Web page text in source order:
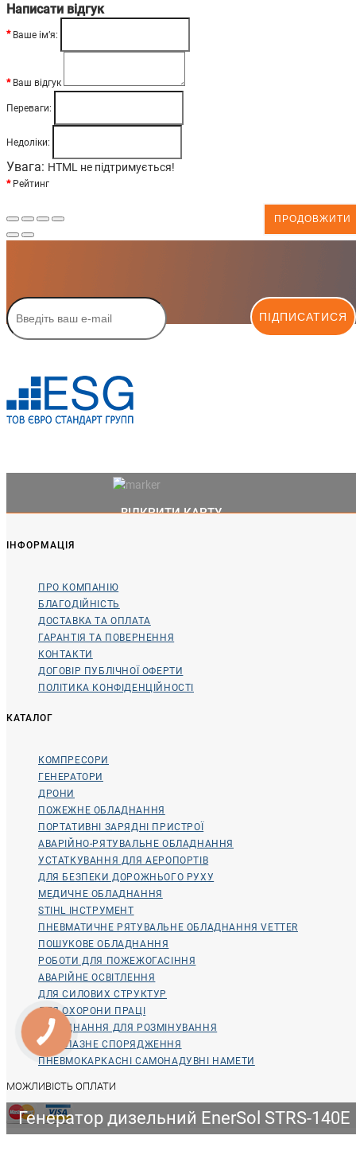
Написати відгук
Ваше ім’я:
Ваш відгук
Переваги:
Недоліки:
Увага: HTML не підтримується!
Рейтинг
ПРОДОВЖИТИ
Генератор дизельний EnerSol STRS-140E
ПІДПИСАТИСЯ
ВІДКРИТИ КАРТУ
ІНФОРМАЦІЯ
ПРО КОМПАНІЮ
БЛАГОДІЙНІСТЬ
ДОСТАВКА ТА ОПЛАТА
ГАРАНТІЯ ТА ПОВЕРНЕННЯ
КОНТАКТИ
ДОГОВІР ПУБЛІЧНОЇ ОФЕРТИ
ПОЛІТИКА КОНФІДЕНЦІЙНОСТІ
КАТАЛОГ
КОМПРЕСОРИ
ГЕНЕРАТОРИ
ДРОНИ
ПОЖЕЖНЕ ОБЛАДНАННЯ
ПОРТАТИВНІ ЗАРЯДНІ ПРИСТРОЇ
АВАРІЙНО-РЯТУВАЛЬНЕ ОБЛАДНАННЯ
УСТАТКУВАННЯ ДЛЯ АЕРОПОРТІВ
ДЛЯ БЕЗПЕКИ ДОРОЖНЬОГО РУХУ
МЕДИЧНЕ ОБЛАДНАННЯ
STIHL ІНСТРУМЕНТ
ПНЕВМАТИЧНЕ РЯТУВАЛЬНЕ ОБЛАДНАННЯ VETTER
ПОШУКОВЕ ОБЛАДНАННЯ
РОБОТИ ДЛЯ ПОЖЕЖОГАСІННЯ
АВАРІЙНЕ ОСВІТЛЕННЯ
ДЛЯ СИЛОВИХ СТРУКТУР
ДЛЯ ОХОРОНИ ПРАЦІ
ОБЛАДНАННЯ ДЛЯ РОЗМІНУВАННЯ
ВОДОЛАЗНЕ СПОРЯДЖЕННЯ
ПНЕВМОКАРКАСНІ САМОНАДУВНІ НАМЕТИ
МОЖЛИВІСТЬ ОПЛАТИ